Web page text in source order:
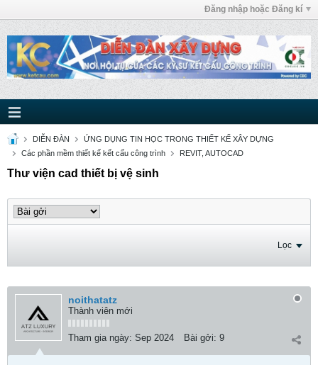
Đăng nhập hoặc Đăng kí
DIỄN ĐÀN
ỨNG DỤNG TIN HỌC TRONG THIẾT KẾ XÂY DỰNG
Các phần mềm thiết kế kết cấu công trình
REVIT, AUTOCAD
Thư viện cad thiết bị vệ sinh
Lọc
noithatatz
Thành viên mới
Tham gia ngày: Sep 2024 Bài gởi: 9